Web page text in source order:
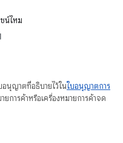
น์ไหม
อนุญาตที่อธิบายไว้ในใบอนุญาตการ
การค้าหรือเครื่องหมายการค้าจด